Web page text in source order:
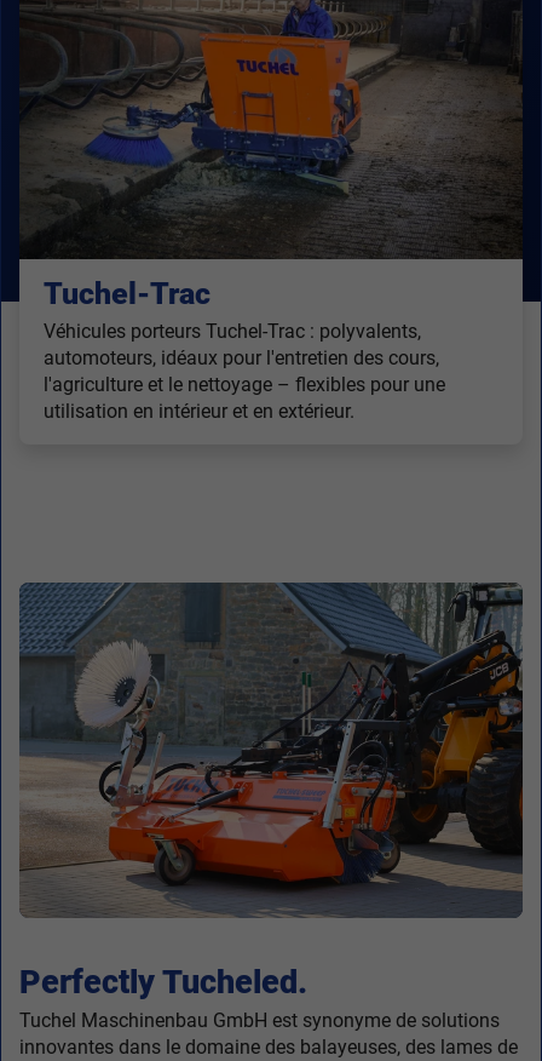
Tuchel-Trac
Véhicules porteurs Tuchel-Trac : polyvalents,
automoteurs, idéaux pour l'entretien des cours,
l'agriculture et le nettoyage – flexibles pour une
utilisation en intérieur et en extérieur.
Perfectly Tucheled.
Tuchel Maschinenbau GmbH est synonyme de solutions
innovantes dans le domaine des balayeuses, des lames de